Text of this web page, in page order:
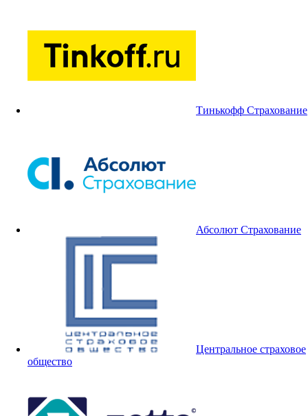
Тинькофф Страхование
Абсолют Страхование
Центральное страховое
общество